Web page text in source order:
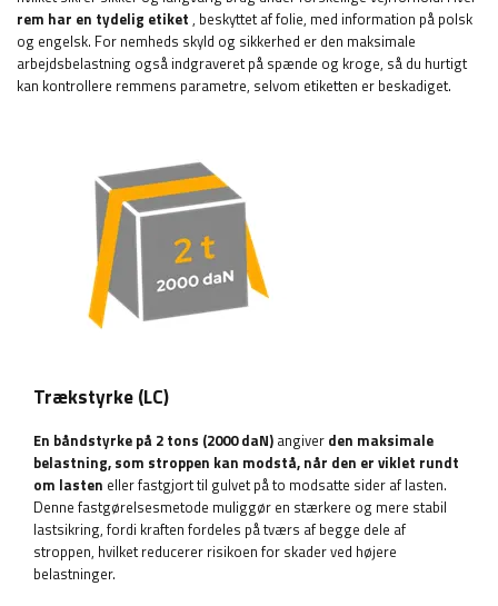
rem har en tydelig etiket , beskyttet af folie, med information på polsk
og engelsk. For nemheds skyld og sikkerhed er den maksimale
arbejdsbelastning også indgraveret på spænde og kroge, så du hurtigt
kan kontrollere remmens parametre, selvom etiketten er beskadiget.
Trækstyrke (LC)
En båndstyrke på 2 tons (2000 daN) angiver den maksimale
belastning, som stroppen kan modstå, når den er viklet rundt
om lasten eller fastgjort til gulvet på to modsatte sider af lasten.
Denne fastgørelsesmetode muliggør en stærkere og mere stabil
lastsikring, fordi kraften fordeles på tværs af begge dele af
stroppen, hvilket reducerer risikoen for skader ved højere
belastninger.